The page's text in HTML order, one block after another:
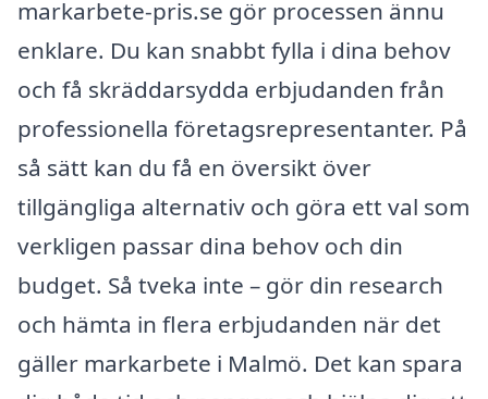
markarbete-pris.se gör processen ännu
enklare. Du kan snabbt fylla i dina behov
och få skräddarsydda erbjudanden från
professionella företagsrepresentanter. På
så sätt kan du få en översikt över
tillgängliga alternativ och göra ett val som
verkligen passar dina behov och din
budget. Så tveka inte – gör din research
och hämta in flera erbjudanden när det
gäller markarbete i Malmö. Det kan spara